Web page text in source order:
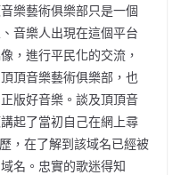
樂藝術俱樂部只是一個
音樂人出現在這個平台
，進行平民化的交流，
頂音樂藝術俱樂部，也
版好音樂。談及頂頂音
起了當初自己在網上尋
，在了解到該域名已經被
名。忠實的歌迷得知